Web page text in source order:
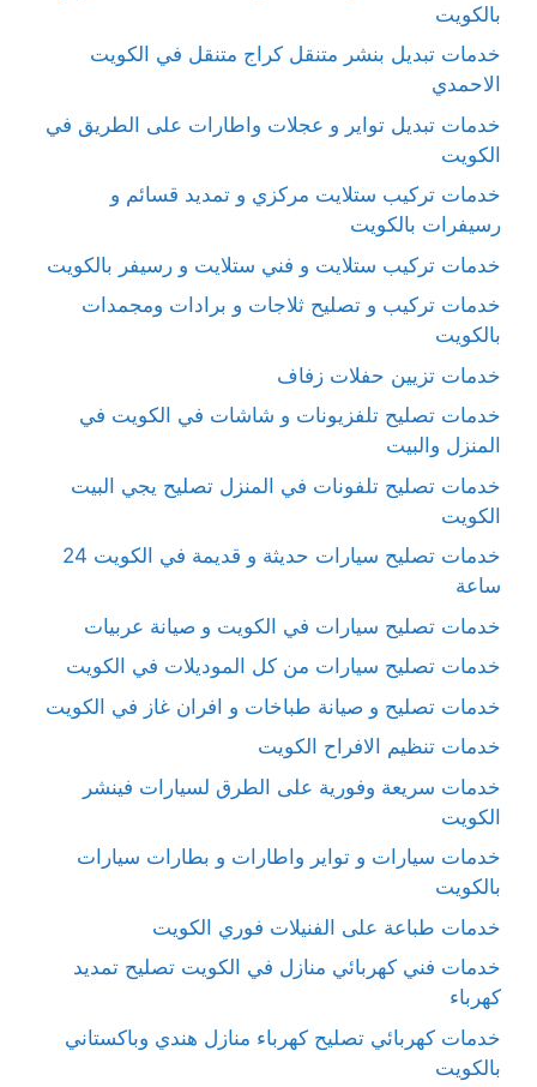
بالكويت
خدمات تبديل بنشر متنقل كراج متنقل في الكويت
الاحمدي
خدمات تبديل تواير و عجلات واطارات على الطريق في
الكويت
خدمات تركيب ستلايت مركزي و تمديد قسائم و
رسيفرات بالكويت
خدمات تركيب ستلايت و فني ستلايت و رسيفر بالكويت
خدمات تركيب و تصليح ثلاجات و برادات ومجمدات
بالكويت
خدمات تزيين حفلات زفاف
خدمات تصليح تلفزيونات و شاشات في الكويت في
المنزل والبيت
خدمات تصليح تلفونات في المنزل تصليح يجي البيت
الكويت
خدمات تصليح سيارات حديثة و قديمة في الكويت 24
ساعة
خدمات تصليح سيارات في الكويت و صيانة عربيات
خدمات تصليح سيارات من كل الموديلات في الكويت
خدمات تصليح و صيانة طباخات و افران غاز في الكويت
خدمات تنظيم الافراح الكويت
خدمات سريعة وفورية على الطرق لسيارات فينشر
الكويت
خدمات سيارات و تواير واطارات و بطارات سيارات
بالكويت
خدمات طباعة على الفنيلات فوري الكويت
خدمات فني كهربائي منازل في الكويت تصليح تمديد
كهرباء
خدمات كهربائي تصليح كهرباء منازل هندي وباكستاني
بالكويت